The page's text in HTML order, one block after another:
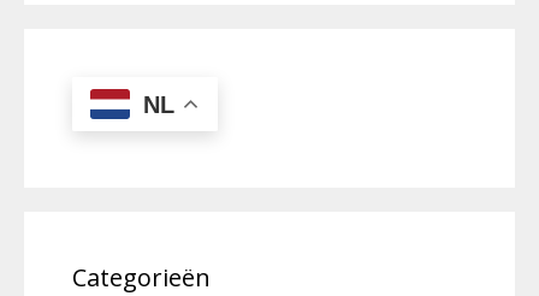
NL
Categorieën